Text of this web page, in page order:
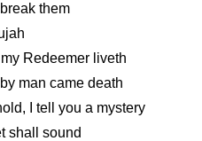
them
Redeemer liveth
man came death
I tell you a mystery
shall sound